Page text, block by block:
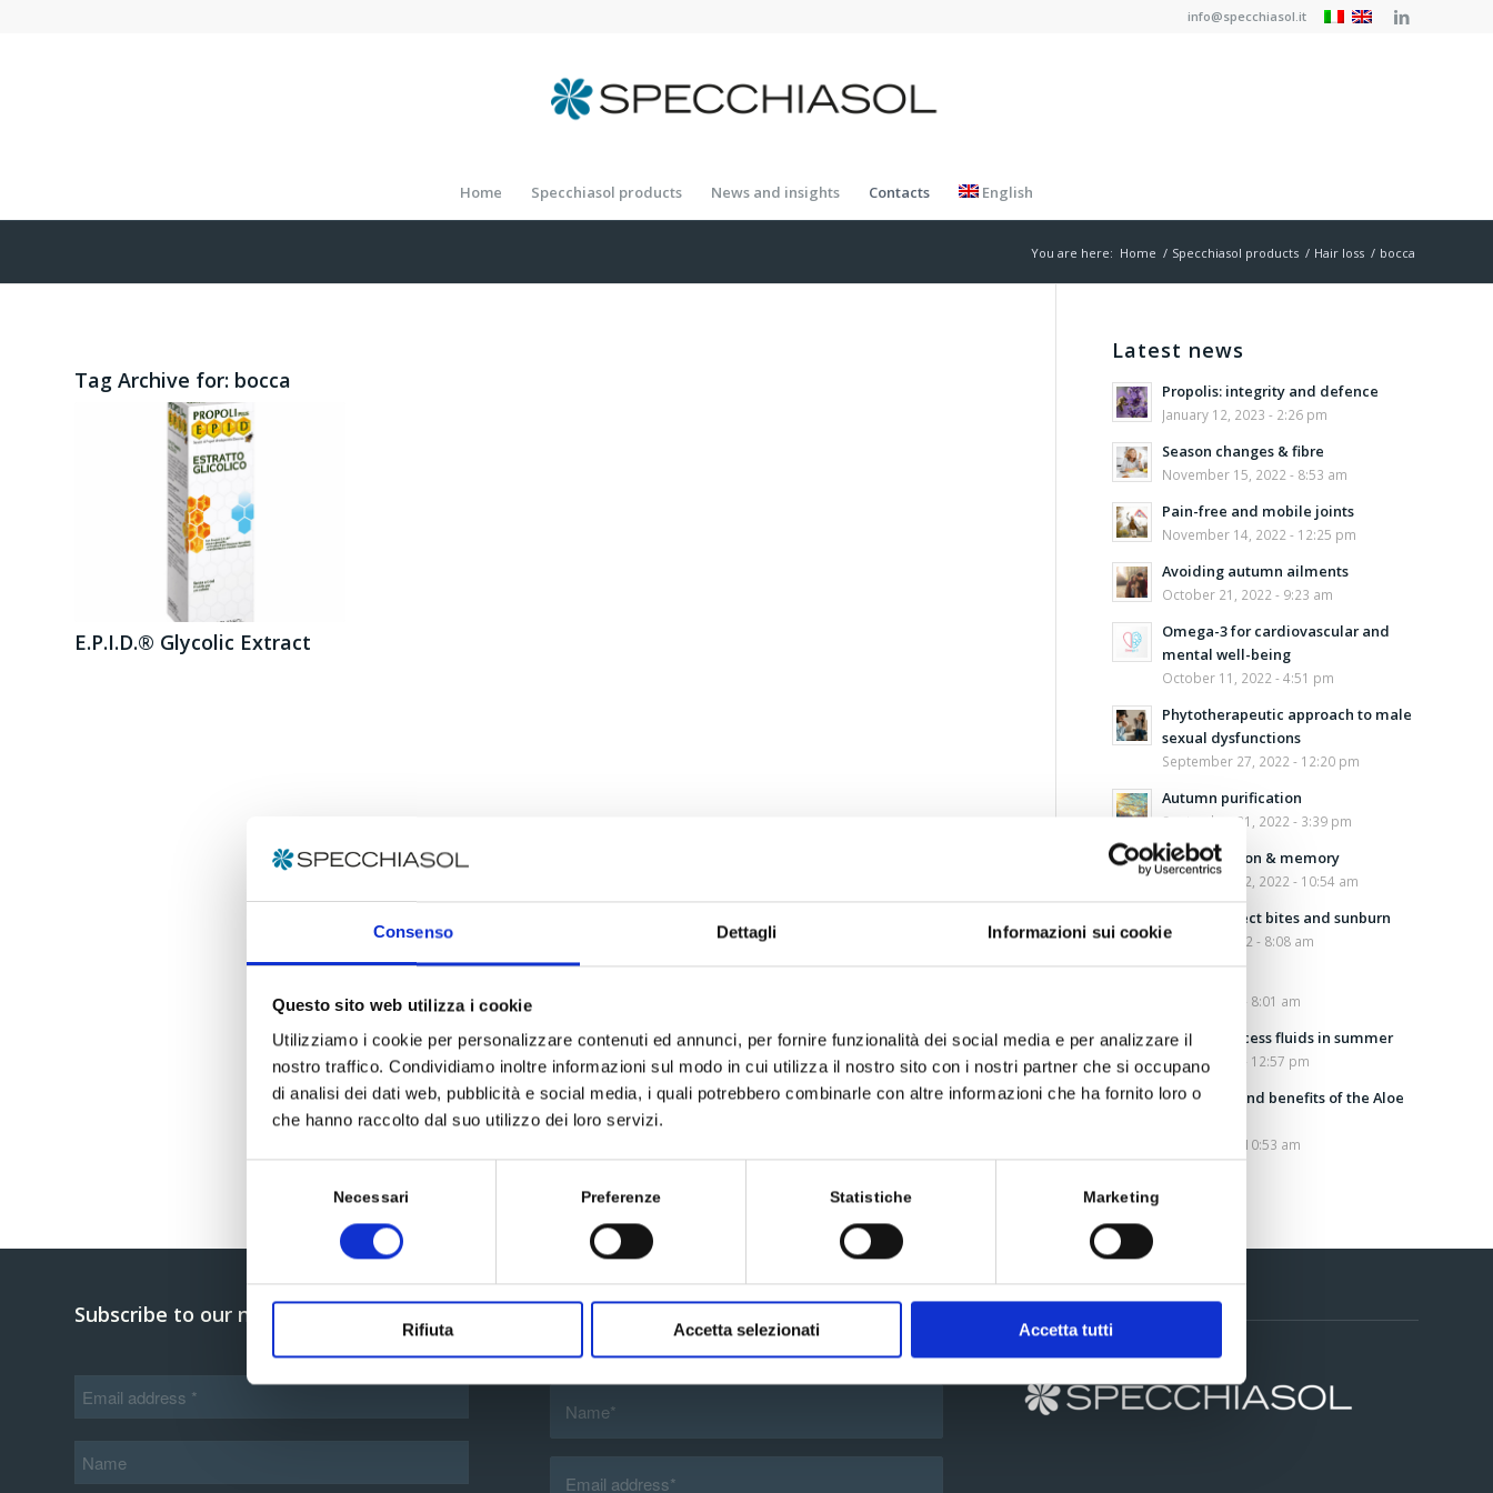
Consenso Dettagli Informazioni sui cookie
Questo sito web utilizza i cookie
Utilizziamo i cookie per personalizzare contenuti ed annunci, per fornire funzionalità dei social media e per analizzare il
nostro traffico. Condividiamo inoltre informazioni sul modo in cui utilizza il nostro sito con i nostri partner che si occupano
di analisi dei dati web, pubblicità e social media, i quali potrebbero combinarle con altre informazioni che ha fornito loro o
che hanno raccolto dal suo utilizzo dei loro servizi.
Necessari Preferenze Statistiche Marketing
Rifiuta Accetta selezionati Accetta tutti
info@specchiasol.it
Home Specchiasol products News and insights Contacts English
You are here: Home / Specchiasol products / Hair loss / bocca
Tag Archive for: bocca
E.P.I.D.® Glycolic Extract
Latest news
Propolis: integrity and defence
January 12, 2023 - 2:26 pm
Season changes & fibre
November 15, 2022 - 8:53 am
Pain-free and mobile joints
November 14, 2022 - 12:25 pm
Avoiding autumn ailments
October 21, 2022 - 9:23 am
Omega-3 for cardiovascular and
mental well-being
October 11, 2022 - 4:51 pm
Phytotherapeutic approach to male
sexual dysfunctions
September 27, 2022 - 12:20 pm
Autumn purification
September 21, 2022 - 3:39 pm
Concentration & memory
September 12, 2022 - 10:54 am
Aloe for insect bites and sunburn
August 5, 2022 - 8:08 am
July 25, 2022 - 8:01 am
Draining excess fluids in summer
July 13, 2022 - 12:57 pm
Properties and benefits of the Aloe
July 5, 2022 - 10:53 am
Subscribe to our newsletter Send us a message